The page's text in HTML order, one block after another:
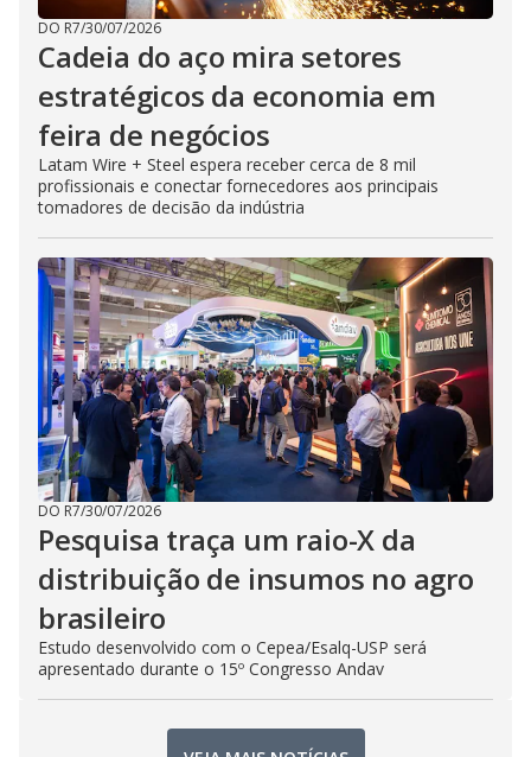
DO R7/30/07/2026
Cadeia do aço mira setores
estratégicos da economia em
feira de negócios
Latam Wire + Steel espera receber cerca de 8 mil
profissionais e conectar fornecedores aos principais
tomadores de decisão da indústria
DO R7/30/07/2026
Pesquisa traça um raio-X da
distribuição de insumos no agro
brasileiro
Estudo desenvolvido com o Cepea/Esalq-USP será
apresentado durante o 15º Congresso Andav